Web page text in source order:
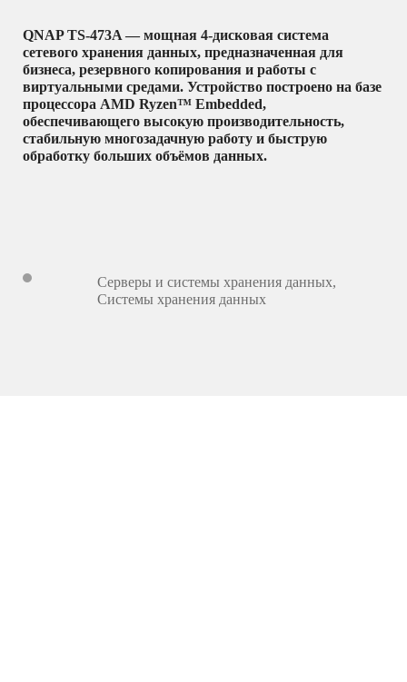
QNAP TS-473A — мощная 4-дисковая система
сетевого хранения данных, предназначенная для
бизнеса, резервного копирования и работы с
виртуальными средами. Устройство построено на базе
процессора AMD Ryzen™ Embedded,
обеспечивающего высокую производительность,
стабильную многозадачную работу и быструю
обработку больших объёмов данных.
Серверы и системы хранения данных,
Системы хранения данных